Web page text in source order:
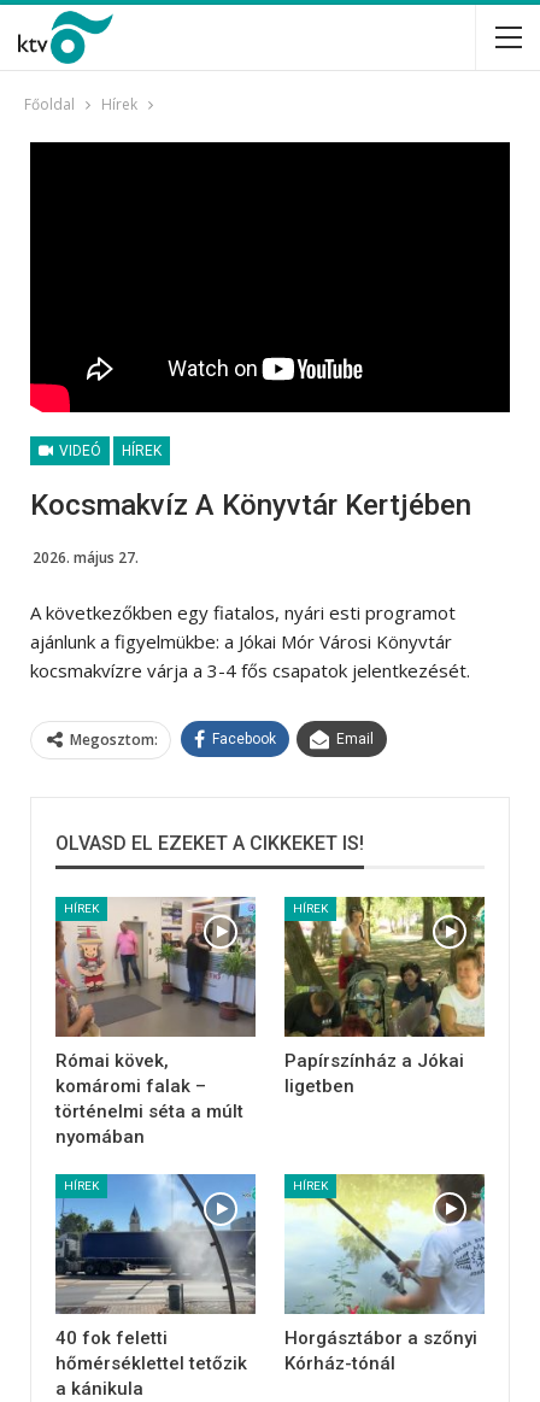
Főoldal Hírek
VIDEÓ HÍREK
Kocsmakvíz A Könyvtár Kertjében
2026. május 27.
A következőkben egy fiatalos, nyári esti programot
ajánlunk a figyelmükbe: a Jókai Mór Városi Könyvtár
kocsmakvízre várja a 3-4 fős csapatok jelentkezését.
Megosztom: Facebook Email
OLVASD EL EZEKET A CIKKEKET IS!
HÍREK
Római kövek,
komáromi falak –
történelmi séta a múlt
nyomában
HÍREK
Papírszínház a Jókai
ligetben
HÍREK
40 fok feletti
hőmérséklettel tetőzik
a kánikula
HÍREK
Horgásztábor a szőnyi
Kórház-tónál